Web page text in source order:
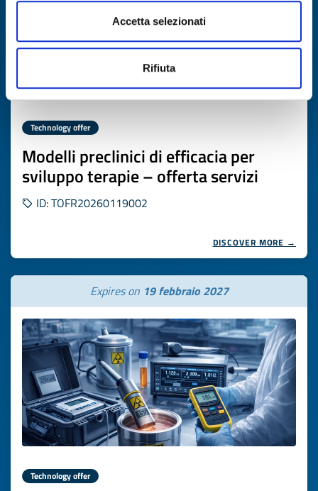
Accetta selezionati
Rifiuta
Technology offer
Modelli preclinici di efficacia per
sviluppo terapie – offerta servizi
ID: TOFR20260119002
DISCOVER MORE →
Expires on 19 febbraio 2027
Technology offer